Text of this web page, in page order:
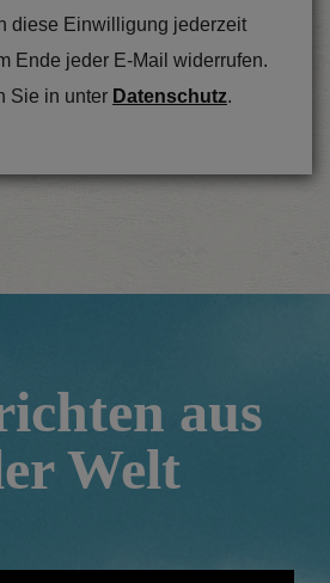
diese Einwilligung jederzeit
Ende jeder E-Mail widerrufen.
Sie in unter Datenschutz.
aus
Welt